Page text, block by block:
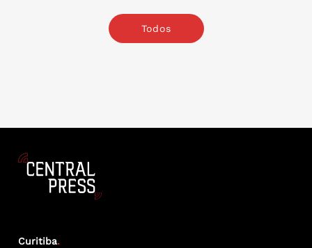
Todos
Curitiba.